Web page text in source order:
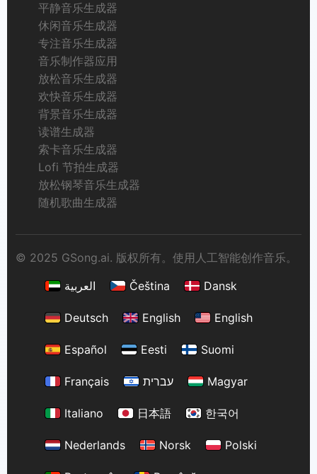
平静音乐生成器
休闲音乐生成器
专注音乐生成器
音乐制作器应用
放松音乐生成器
欢快音乐生成器
背景音乐生成器
读谱生成器
索卡音乐生成器
Lofi 节拍生成器
放松钢琴音乐生成器
随机歌曲生成器
© 2025 GSong.ai. 版权所有。使用人工智能创作音乐。
العربية
Čeština Dansk
Deutsch English English
Español Eesti Suomi
Français עברית Magyar
Italiano 日本語 한국어
Nederlands Norsk Polski